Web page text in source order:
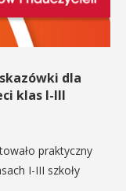
dla
klas I-III
praktyczny
I-III szkoły